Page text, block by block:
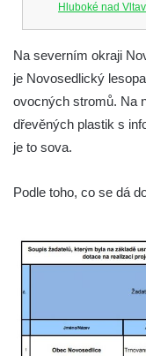
Hluboké nad
Socha Smilodon
Socha Veledaněk
Socha Koroun
Socha Plejtvák
Socha Mamutí
Socha Orel v
Socha Matka
Na severním okraji
je Novosedlický
ovocných stromů. Na
dřevěných plastik s
je to sova.
Podle toho, co se dá